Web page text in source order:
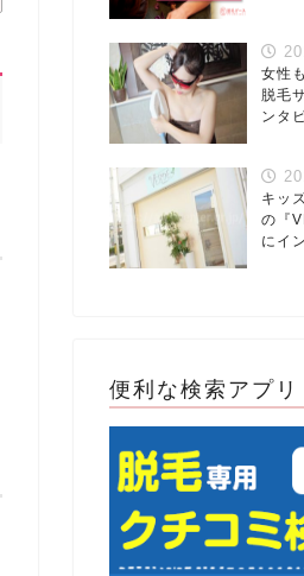
女性
脱毛
ンタ
キッ
の『
にイ
便利な検索アプリ